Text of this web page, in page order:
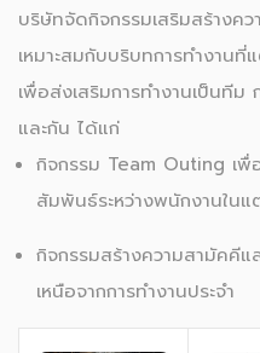
บริษัทจัดกิจกรรมเสริมสร้างค
เหมาะสมกับบริบทการทำงาน
เพื่อส่งเสริมการทำงานเป็นทีม
และกัน ได้แก่
กิจกรรม Team Outing เพื่
สัมพันธ์ระหว่างพนักงานในแ
กิจกรรมสร้างความสามัคคี
เหนือจากการทำงานประจำ